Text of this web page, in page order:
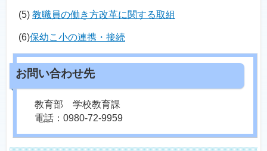
(5) 教職員の働き方改革に関する取組
(6)保幼こ小の連携・接続
教育部 学校教育課
電話：0980-72-9959